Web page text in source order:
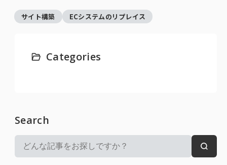
サイト構築 ECシステムのリプレイス
Categories
Search
検
索:
検
索